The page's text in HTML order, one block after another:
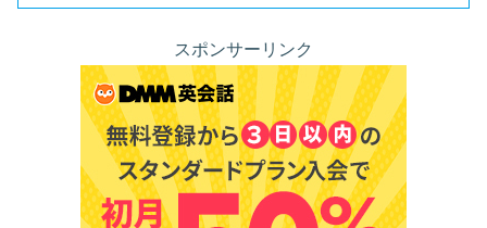
スポンサーリンク